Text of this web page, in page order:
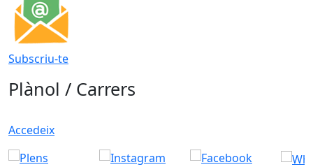
Subscriu-te
Plànol / Carrers
Accedeix